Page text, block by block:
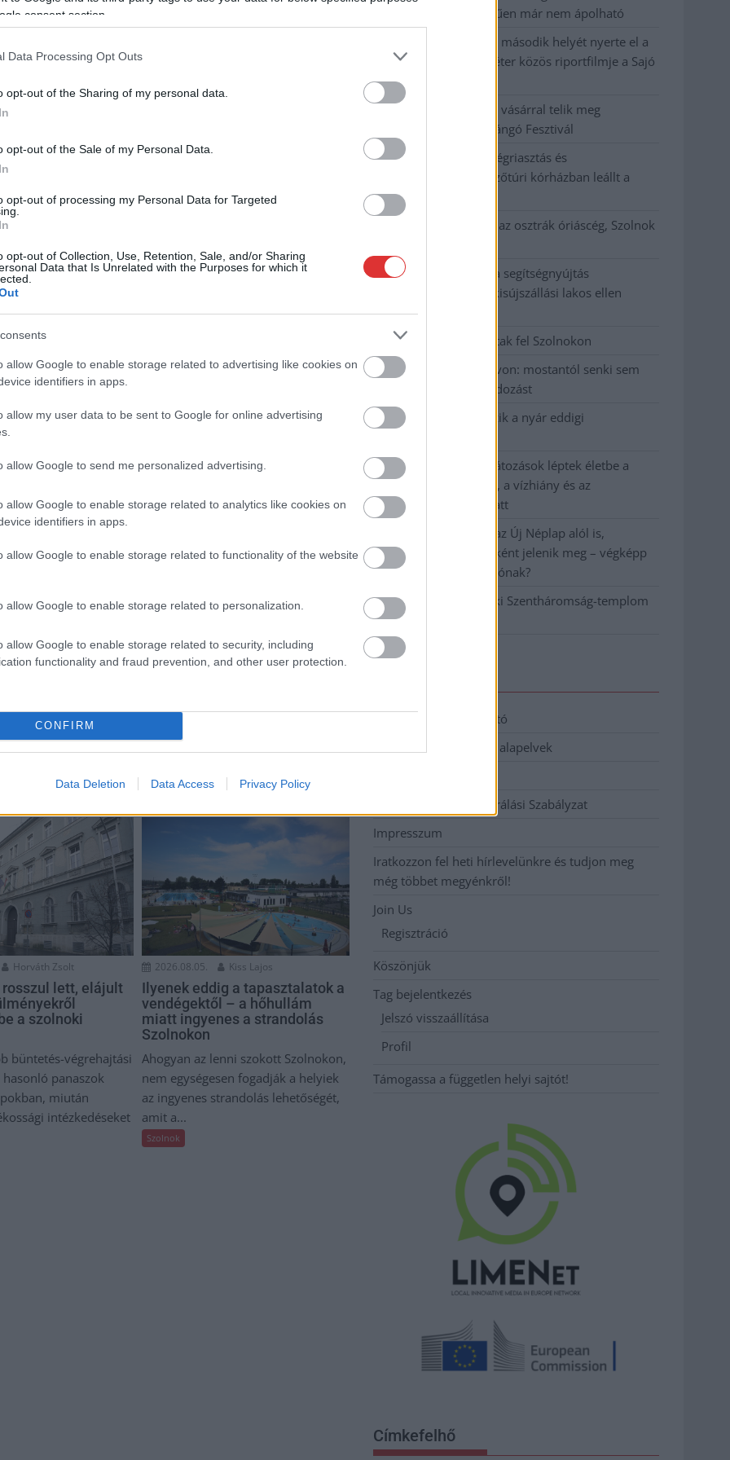
consent section.
Data Processing Opt Outs
opt-out of the Sharing of my personal data.
opt-out of the Sale of my Personal Data.
opt-out of processing my Personal Data for Targeted
opt-out of Collection, Use, Retention, Sale, and/or Sharing
Data that Is Unrelated with the Purposes for which it
allow Google to enable storage related to advertising like cookies on
identifiers in apps.
allow my user data to be sent to Google for online advertising
allow Google to send me personalized advertising.
allow Google to enable storage related to analytics like cookies on
identifiers in apps.
allow Google to enable storage related to functionality of the website
allow Google to enable storage related to personalization.
allow Google to enable storage related to security, including
functionality and fraud prevention, and other user protection.
CONFIRM
Data Deletion Data Access Privacy Policy
az utóbbi esztendőkben, sem ezen a télen nem igazán
néhány millióért egy hóágyút. A kormányközeli
jobboldali cikkből
időszakban, amikor a Hetényi Géza kórházzal
be, illetve váltottak csökkentett módra a
Szolnok
Horváth Zsolt
rosszul lett, elájult
a szolnoki
büntetés-végrehajtási
panaszok
miután
intézkedéseket
2026.08.05. Kiss Lajos
Ilyenek eddig a tapasztalatok a
vendégektől – a hőhullám
miatt ingyenes a strandolás
Szolnokon
Ahogyan az lenni szokott Szolnokon,
nem egységesen fogadják a helyiek
az ingyenes strandolás lehetőségét,
amit a...
Szolnok
fák többsége szakszerűen már nem ápolható
A MÚOSZ sajtódíjának második helyét nyerte el a
Borsod24 és a Paraméter közös riportfilmje a Sajó
szennyezéséről
Tánccal, zeneszóval és vásárral telik meg
Jászberény, indul a Csángó Fesztivál
Meghosszabbított hőségriasztás és
vízkorlátozások, a mezőtúri kórházban leállt a
klíma
Átszervezi működését az osztrák óriáscég, Szolnok
Tragédiába torkollott a segítségnyújtás
elmulasztása, három kisújszállási lakos ellen
emeltek vádat
Hatalmas lángok csaptak fel Szolnokon
Vízitraffipax a Tisza-tavon: mostantól senki sem
úszhatja meg a száguldozást
Szolnokra is megérkezik a nyár eddigi
Már Szolnokon is korlátozások léptek életbe a
tartós hatalmas hőség, a vízhiány és az
áramtakarékosság miatt
A NER kihúzta a talajt az Új Néplap alól is,
immáron csak hetilapként jelenik meg – végképp
vége a nyomtatott sajtónak?
Befejeződött a szolnoki Szentháromság-templom
felújítása
Adatkezelési tájékoztató
Etikai és függetlenségi alapelvek
Hozzászólási és Moderálási Szabályzat
Impresszum
Iratkozzon fel heti hírlevelünkre és tudjon meg
még többet megyénkről!
Join Us
Regisztráció
Köszönjük
Tag bejelentkezés
Jelszó visszaállítása
Profil
Támogassa a független helyi sajtót!
Címkefelhő